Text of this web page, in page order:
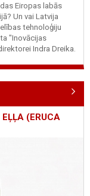
Eiropas labās
Un vai Latvija
tehnoloģiju
"Inovācijas
Indra Dreika.
EĻĻA (ERUCA